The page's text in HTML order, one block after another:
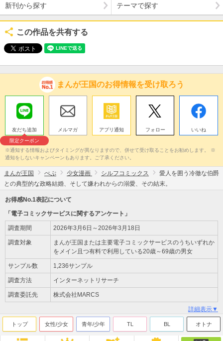
新刊から探す テーマで探す
この作品を共有する
まんが王国のお得情報を受け取ろう
友だち追加
限定クーポン
メルマガ アプリ通知 フォロー いいね
※通知する情報およびタイミングが異なりますので、併せて受け取ることをお勧めします。 ※
通知をしないキャンペーンもあります。ご了承ください。
まんが王国 ぺぷ 少女漫画 シルフコミックス
愛人を囲う冷徹な伯爵
との典型的な政略結婚、そして嫌われからの溺愛、その結末。
お得感No.1表記について
「電子コミックサービスに関するアンケート」
調査期間 2026年3月6日～2026年3月18日
調査対象
まんが王国または主要電子コミックサービスのうちいずれか
をメイン且つ有料で利用している20歳～69歳の男女
サンプル数 1,236サンプル
調査方法 インターネットリサーチ
調査委託先 株式会社MARCS
詳細表示▼
トップ 女性/少女 青年/少年 TL BL オトナ